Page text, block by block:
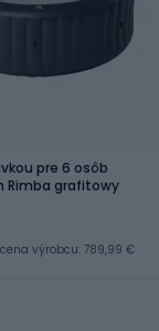
6 osôb
Rimba grafitowy
výrobcu: 789,99 €